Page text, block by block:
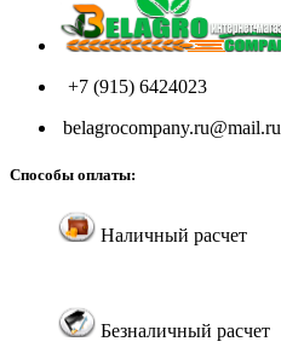
+7 (915) 6424023
belagrocompany.ru@mail.ru
Способы оплаты:
Наличный расчет
Безналичный расчет